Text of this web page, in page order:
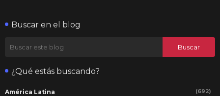
Buscar en el blog
¿Qué estás buscando?
América Latina (692)